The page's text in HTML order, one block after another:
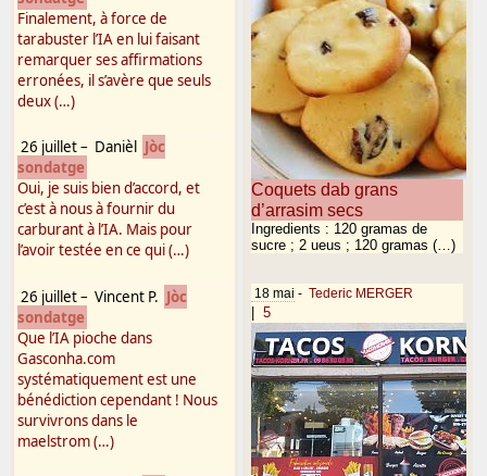
Finalement, à force de
tarabuster l’IA en lui faisant
remarquer ses affirmations
erronées, il s’avère que seuls
deux (…)
26 juillet– Danièl
Jòc
sondatge
Oui, je suis bien d’accord, et
c’est à nous à fournir du
carburant à l’IA. Mais pour
l’avoir testée en ce qui (…)
26 juillet– Vincent P. Jòc
sondatge
Que l’IA pioche dans
Gasconha.com
systématiquement est une
bénédiction cependant ! Nous
survivrons dans le
maelstrom (…)
Coquets dab grans
d’arrasim secs
Ingredients : 120 gramas de
sucre ; 2 ueus ; 120 gramas (…)
18 mai - Tederic MERGER
5